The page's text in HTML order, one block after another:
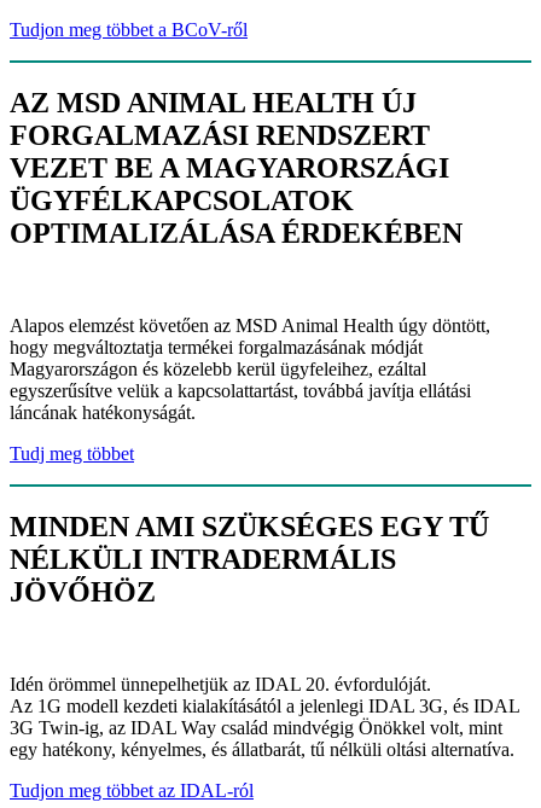
Tudjon meg többet a BCoV-ről
AZ MSD ANIMAL HEALTH ÚJ
FORGALMAZÁSI RENDSZERT
VEZET BE A MAGYARORSZÁGI
ÜGYFÉLKAPCSOLATOK
OPTIMALIZÁLÁSA ÉRDEKÉBEN
Alapos elemzést követően az MSD Animal Health úgy döntött,
hogy megváltoztatja termékei forgalmazásának módját
Magyarországon és közelebb kerül ügyfeleihez, ezáltal
egyszerűsítve velük a kapcsolattartást, továbbá javítja ellátási
láncának hatékonyságát.
Tudj meg többet
MINDEN AMI SZÜKSÉGES EGY TŰ
NÉLKÜLI INTRADERMÁLIS
JÖVŐHÖZ
Idén örömmel ünnepelhetjük az IDAL 20. évfordulóját.
Az 1G modell kezdeti kialakításától a jelenlegi IDAL 3G, és IDAL
3G Twin-ig, az IDAL Way család mindvégig Önökkel volt, mint
egy hatékony, kényelmes, és állatbarát, tű nélküli oltási alternatíva.
Tudjon meg többet az IDAL-ról